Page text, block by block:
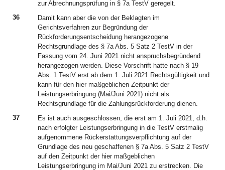
zur Abrechnungsprüfung in § 7a TestV geregelt.
36
Damit kann aber die von der Beklagten im
Gerichtsverfahren zur Begründung der
Rückforderungsentscheidung herangezogene
Rechtsgrundlage des § 7a Abs. 5 Satz 2 TestV in der
Fassung vom 24. Juni 2021 nicht anspruchsbegründend
herangezogen werden. Diese Vorschrift hatte nach § 19
Abs. 1 TestV erst ab dem 1. Juli 2021 Rechtsgültigkeit und
kann für den hier maßgeblichen Zeitpunkt der
Leistungserbringung (Mai/Juni 2021) nicht als
Rechtsgrundlage für die Zahlungsrückforderung dienen.
37
Es ist auch ausgeschlossen, die erst am 1. Juli 2021, d.h.
nach erfolgter Leistungserbringung in die TestV erstmalig
aufgenommene Rückerstattungsverpflichtung auf der
Grundlage des neu geschaffenen § 7a Abs. 5 Satz 2 TestV
auf den Zeitpunkt der hier maßgeblichen
Leistungserbringung im Mai/Juni 2021 zu erstrecken. Die